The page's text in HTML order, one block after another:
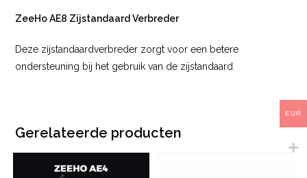
ZeeHo AE8 Zijstandaard Verbreder
Deze zijstandaardverbreder zorgt voor een betere
ondersteuning bij het gebruik van de zijstandaard
Gerelateerde producten
EUR